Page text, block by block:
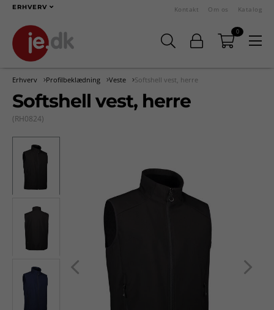
ERHVERV Kontakt Om os Katalog
0
Erhverv Profilbeklædning Veste Softshell vest, herre
Softshell vest, herre
(RH0824)